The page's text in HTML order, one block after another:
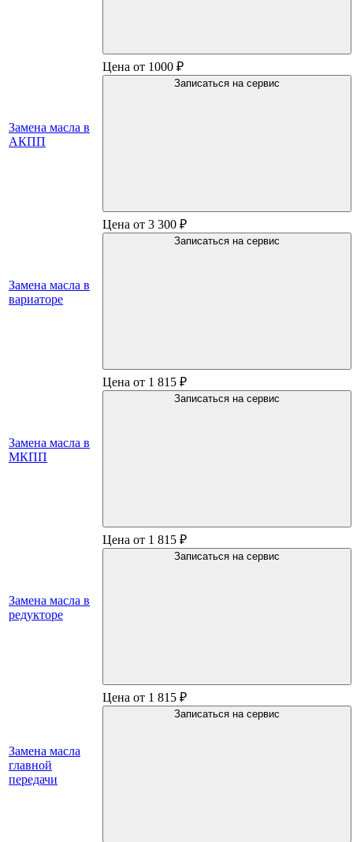
Замена масла в
АКПП
Цена от 1000 ₽
Записаться на сервис
Замена масла в
вариаторе
Цена от 3 300 ₽
Записаться на сервис
Замена масла в
МКПП
Цена от 1 815 ₽
Записаться на сервис
Замена масла в
редукторе
Цена от 1 815 ₽
Записаться на сервис
Замена масла
главной
передачи
Цена от 1 815 ₽
Записаться на сервис